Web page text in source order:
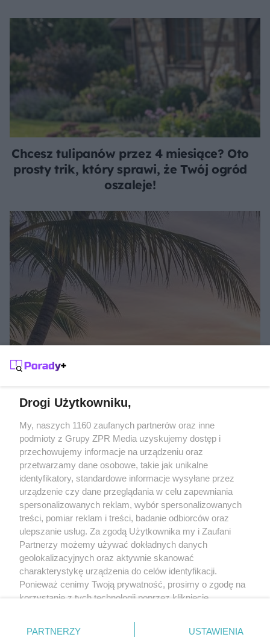
Chcesz tulipanów przez 4 miesiące? Oto
prosty trik, który sprawi, że Twój ogród
oszaleje!
Żaden utwór zamieszczony w serwisie nie może być powielany i
rozpowszechniany lub dalej rozpowszechniany w jakikolwiek sposób
(w tym także elektroniczny lub mechaniczny) na jakimkolwiek polu
eksploatacji w jakiejkolwiek formie, włącznie z umieszczaniem w
Internecie bez pisemnej zgody właściciela praw. Jakiekolwiek użycie
lub wykorzystanie utworów w całości lub w części z naruszeniem
prawa, tzn. bez właściwej zgody, jest zabronione pod groźbą kary i
może być ścigane prawnie.
Informacje prawne
Nasze serwisy
Drogi Użytkowniku,
My, naszych 1160 zaufanych partnerów oraz inne
podmioty z Grupy ZPR Media uzyskujemy dostęp i
przechowujemy informacje na urządzeniu oraz
przetwarzamy dane osobowe, takie jak unikalne
identyfikatory, standardowe informacje wysyłane przez
urządzenie czy dane przeglądania w celu zapewniania
spersonalizowanych reklam, wybór spersonalizowanych
treści, pomiar reklam i treści, badanie odbiorców oraz
ulepszanie usług. Za zgodą Użytkownika my i Zaufani
Partnerzy możemy używać dokładnych danych
geolokalizacyjnych oraz aktywnie skanować
charakterystykę urządzenia do celów identyfikacji.
Ponieważ cenimy Twoją prywatność, prosimy o zgodę na
korzystanie z tych technologii poprzez kliknięcie
zmienić/wycofać klikając przycisk ustawień prywatności
PARTNERZY USTAWIENIA